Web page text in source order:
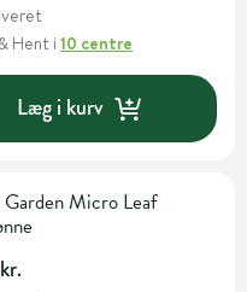
Hent i10 centre
Læg i kurv
Micro Leaf